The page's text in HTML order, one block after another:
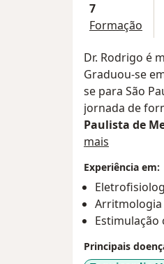
7
Formação
Dr. Rodrigo é
Graduou-se
se para São
jornada de
Paulista de
Universidade
Médica. Logo
Coração da
cardiologia do
de 2013, Dr.
Cardíacas
Cardíaca
Durante o
mais
Experiência em:
Arritmologia
Principais